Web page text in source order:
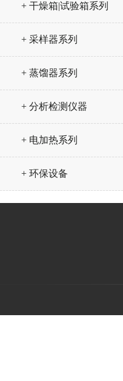
+ 干燥箱|试验箱系列
+ 采样器系列
+ 蒸馏器系列
+ 分析检测仪器
+ 电加热系列
+ 环保设备